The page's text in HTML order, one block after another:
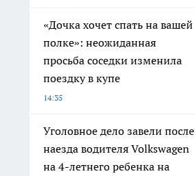
«Дочка хочет спать на вашей
полке»: неожиданная
просьба соседки изменила
поездку в купе
14:35
Уголовное дело завели после
наезда водителя Volkswagen
на 4-летнего ребенка на